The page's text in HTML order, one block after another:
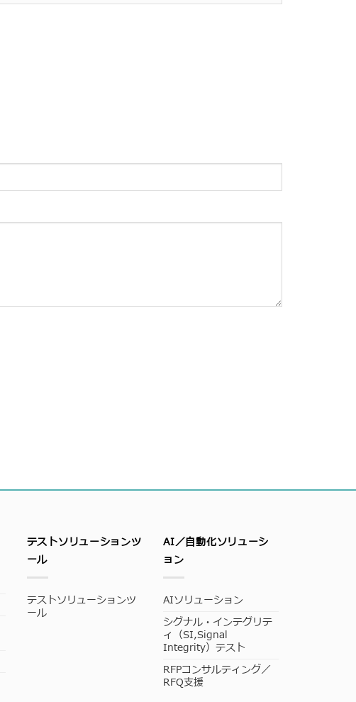
テストソリューションツ
ール
テストソリューションツ
ール
AI／自動化ソリューシ
ョン
AIソリューション
シグナル・インテグリテ
ィ（SI,Signal
Integrity）テスト
RFPコンサルティング／
RFQ支援